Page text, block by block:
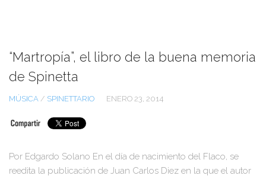
“Martropía”, el libro de la buena memoria
de Spinetta
MÚSICA / SPINETTARIO ENERO 23, 2014
Por Edgardo Solano En el día de nacimiento del Flaco, se
reedita la publicación de Juan Carlos Diez en la que el autor